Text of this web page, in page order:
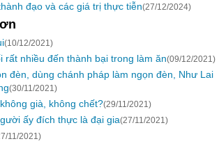
đạo và các giá trị thực tiễn(27/12/2024)
(10/12/2021)
rất nhiều đến thành bại trong làm ăn(09/12/2021)
đèn, dùng chánh pháp làm ngọn đèn, Như Lai
(30/11/2021)
già, không chết?(29/11/2021)
ấy đích thực là đại gia(27/11/2021)
11/2021)